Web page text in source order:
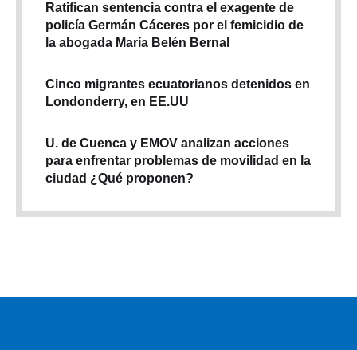
Ratifican sentencia contra el exagente de
policía Germán Cáceres por el femicidio de
la abogada María Belén Bernal
Cinco migrantes ecuatorianos detenidos en
Londonderry, en EE.UU
U. de Cuenca y EMOV analizan acciones
para enfrentar problemas de movilidad en la
ciudad ¿Qué proponen?